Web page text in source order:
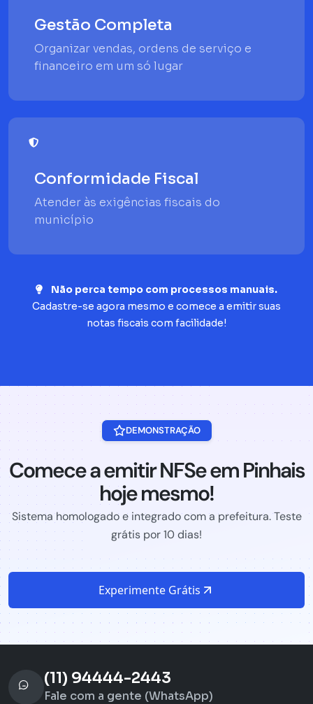
Gestão Completa
Organizar vendas, ordens de serviço e
financeiro em um só lugar
Conformidade Fiscal
Atender às exigências fiscais do
município
Não perca tempo com processos manuais.
Cadastre-se agora mesmo e comece a emitir suas
notas fiscais com facilidade!
DEMONSTRAÇÃO
Comece a emitir NFSe em Pinhais
hoje mesmo!
Sistema homologado e integrado com a prefeitura. Teste
grátis por 10 dias!
Experimente Grátis
(11) 94444-2443
Fale com a gente (WhatsApp)